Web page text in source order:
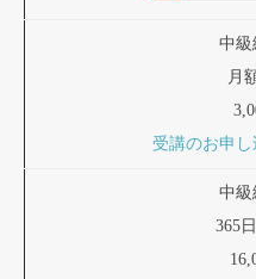
中級
月
受講のお申し
中級
365